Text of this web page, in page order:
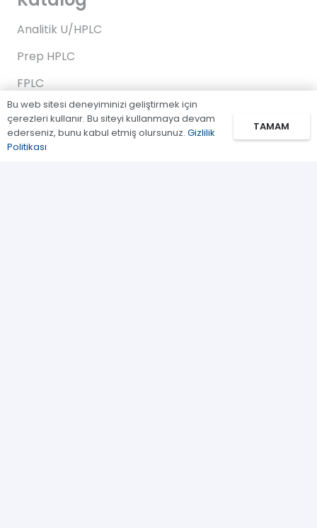
Analitik U/HPLC
Prep HPLC
FPLC
Gaz Kromatografi
Standartlar/Reaktifler
Bu web sitesi deneyiminizi geliştirmek için
çerezleri kullanır. Bu siteyi kullanmaya devam
ederseniz, bunu kabul etmiş olursunuz. Gizlilik
Politikası
TAMAM